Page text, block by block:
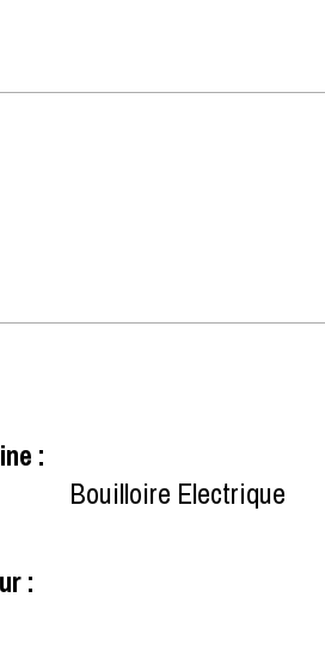
:
Bouilloire Electrique
: